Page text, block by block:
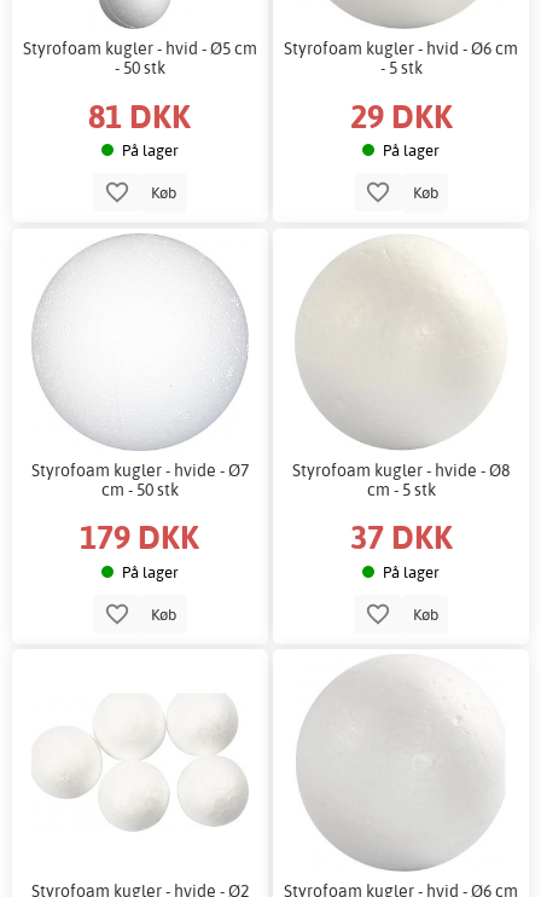
Styrofoam kugler - hvid - Ø5 cm
- 50 stk
81 DKK
På lager
Køb
Styrofoam kugler - hvid - Ø6 cm
- 5 stk
29 DKK
På lager
Køb
Styrofoam kugler - hvide - Ø7
cm - 50 stk
179 DKK
På lager
Køb
Styrofoam kugler - hvide - Ø8
cm - 5 stk
37 DKK
På lager
Køb
Styrofoam kugler - hvide - Ø2 Styrofoam kugler - hvid - Ø6 cm